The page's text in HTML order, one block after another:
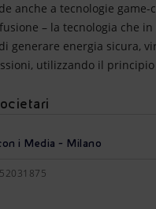
anche a tecnologie game-
fusione – la tecnologia che
generare energia sicura,
utilizzando il
i Media - Milano